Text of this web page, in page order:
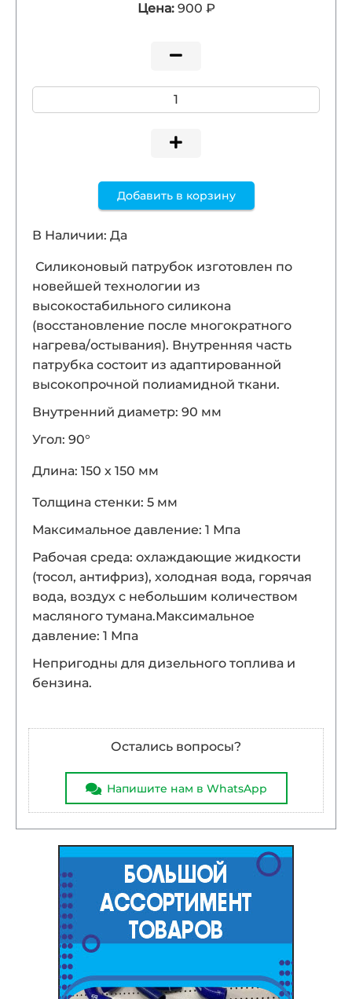
Цена: 900 ₽
Добавить в корзину
В Наличии: Да
Силиконовый патрубок изготовлен по
новейшей технологии из
высокостабильного силикона
(восстановление после многократного
нагрева/остывания). Внутренняя часть
патрубка состоит из адаптированной
высокопрочной полиамидной ткани.
Внутренний диаметр: 90 мм
Угол: 90°
Длина: 150 х 150 мм
Толщина стенки: 5 мм
Максимальное давление: 1 Мпа
Рабочая среда: охлаждающие жидкости
(тосол, антифриз), холодная вода, горячая
вода, воздух с небольшим количеством
масляного тумана.Максимальное
давление: 1 Мпа
Непригодны для дизельного топлива и
бензина.
Остались вопросы?
Напишите нам в WhatsApp